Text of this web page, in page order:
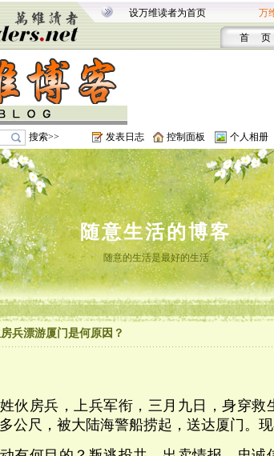
设万维读者为首页 万
首 页
搜索>> 发表日志 控制面板 个人相册
随意生活的博客
随意的生活是最好的生活
兵漂游厦门是何原因？
伙房兵，上兵军衔，三月九日，身穿救
公尺，被大陆海警船捞起，送达厦门。现